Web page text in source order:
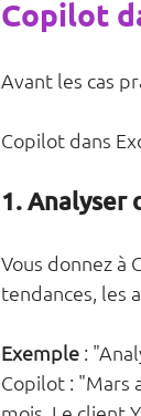
Copilot
Avant les cas
Copilot dans
1. Analyser
Vous donnez à
tendances, les
Exemple :
Copilot : "Mars